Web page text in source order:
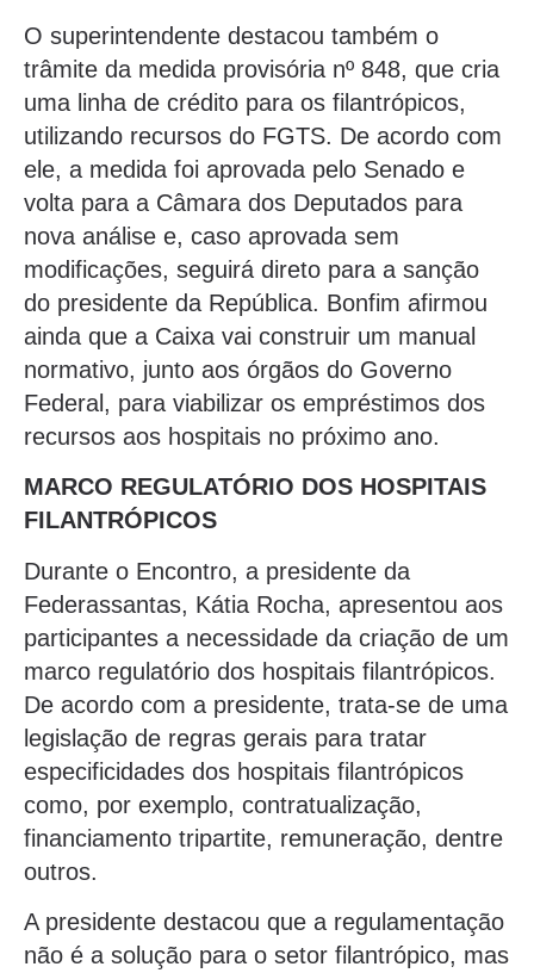
O superintendente destacou também o
trâmite da medida provisória nº 848, que cria
uma linha de crédito para os filantrópicos,
utilizando recursos do FGTS. De acordo com
ele, a medida foi aprovada pelo Senado e
volta para a Câmara dos Deputados para
nova análise e, caso aprovada sem
modificações, seguirá direto para a sanção
do presidente da República. Bonfim afirmou
ainda que a Caixa vai construir um manual
normativo, junto aos órgãos do Governo
Federal, para viabilizar os empréstimos dos
recursos aos hospitais no próximo ano.
MARCO REGULATÓRIO DOS HOSPITAIS
FILANTRÓPICOS
Durante o Encontro, a presidente da
Federassantas, Kátia Rocha, apresentou aos
participantes a necessidade da criação de um
marco regulatório dos hospitais filantrópicos.
De acordo com a presidente, trata-se de uma
legislação de regras gerais para tratar
especificidades dos hospitais filantrópicos
como, por exemplo, contratualização,
financiamento tripartite, remuneração, dentre
outros.
A presidente destacou que a regulamentação
não é a solução para o setor filantrópico, mas